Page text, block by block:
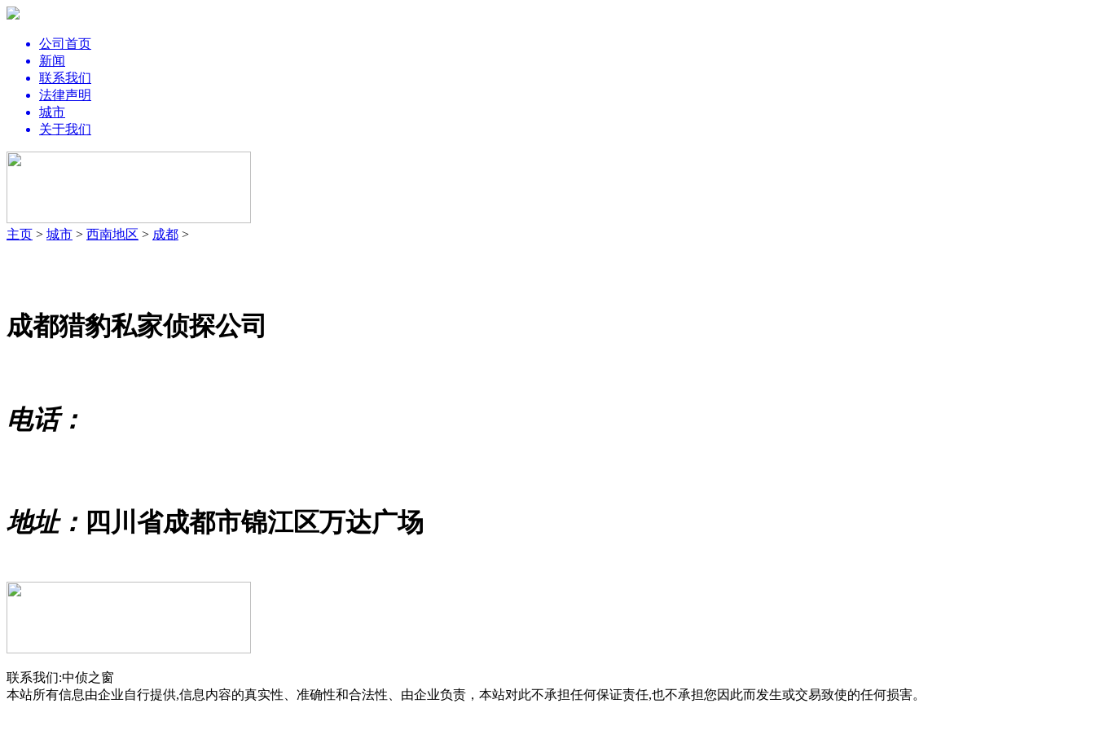
公司首页
新闻
联系我们
法律声明
城市
关于我们
主页 > 城市 > 西南地区 > 成都 >
成都猎豹私家侦探公司
电话：
地址： 四川省成都市锦江区万达广场
联系我们:中侦之窗
本站所有信息由企业自行提供,信息内容的真实性、准确性和合法性、由企业负责，本站对此不承担任何保证责任,也不承担您因此而发生或交易致使的任何损害。